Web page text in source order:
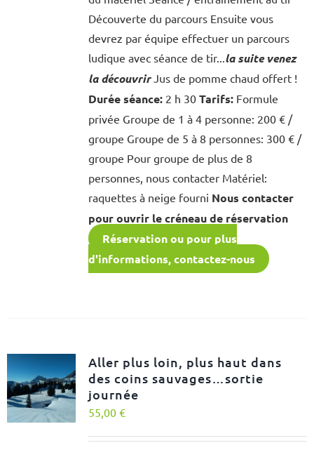
Découverte du parcours Ensuite vous
devrez par équipe effectuer un parcours
ludique avec séance de tir... la suite venez
la découvrirJus de pomme chaud offert !
Durée séance:2 h 30 Tarifs:Formule
privée Groupe de 1 à 4 personne: 200 € /
groupe Groupe de 5 à 8 personnes: 300 € /
groupe Pour groupe de plus de 8
personnes, nous contacter Matériel:
raquettes à neige fourni Nous contacter
pour ouvrir le créneau de réservation
Réservation ou pour plus
d'informations, contactez-nous
Aller plus loin, plus haut dans
des coins sauvages…sortie
journée
55,00 €